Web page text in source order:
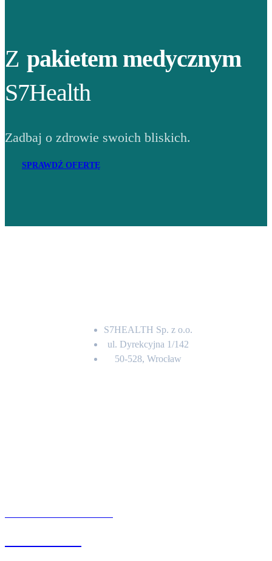
Z pakietem medycznym
S7Health
Zadbaj o zdrowie swoich bliskich.
SPRAWDŹ OFERTĘ
S7HEALTH Sp. z o.o.
ul. Dyrekcyjna 1/142
50-528, Wrocław